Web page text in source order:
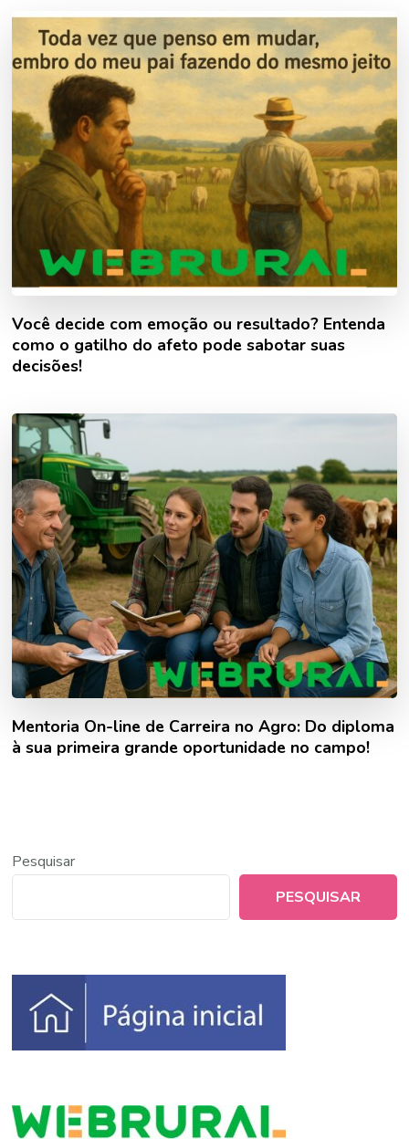
Você decide com emoção ou resultado? Entenda
como o gatilho do afeto pode sabotar suas
decisões!
Mentoria On-line de Carreira no Agro: Do diploma
à sua primeira grande oportunidade no campo!
Pesquisar
PESQUISAR